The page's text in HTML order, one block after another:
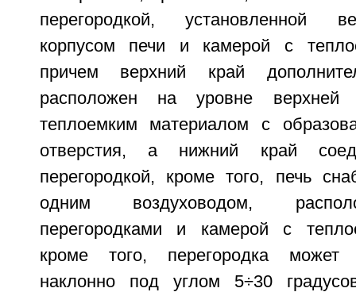
перегородкой, установленной
корпусом печи и камерой с
причем верхний край
расположен на уровне
теплоемким материалом с
отверстия, а нижний край
перегородкой, кроме того, печь
одним воздуховодом,
перегородками и камерой с
кроме того, перегородка может
наклонно под углом 5÷30